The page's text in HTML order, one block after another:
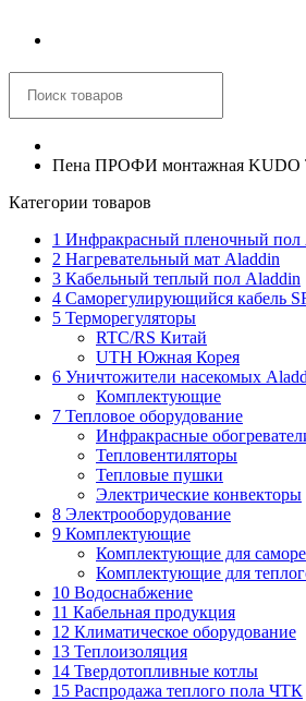
Пена ПРОФИ монтажная KUDO
Категории товаров
1 Инфракрасный пленочный пол
2 Нагревательный мат Aladdin
3 Кабельный теплый пол Aladdin
4 Саморегулирующийся кабель
5 Терморегуляторы
RTC/RS Китай
UTH Южная Корея
6 Уничтожители насекомых
Комплектующие
7 Тепловое оборудование
Инфракрасные
Тепловентиляторы
Тепловые пушки
Электрические конвекторы
8 Электрооборудование
9 Комплектующие
Комплектующие для
Комплектующие для
10 Водоснабжение
11 Кабельная продукция
12 Климатическое оборудование
13 Теплоизоляция
14 Твердотопливные котлы
15 Распродажа теплого пола ЧТК